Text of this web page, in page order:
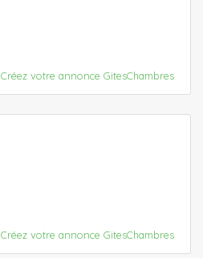
Créez votre annonce GitesChambres
Créez votre annonce GitesChambres